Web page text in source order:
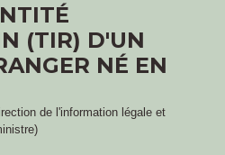
(TIR) D'UN
NÉ EN
de l'information légale et